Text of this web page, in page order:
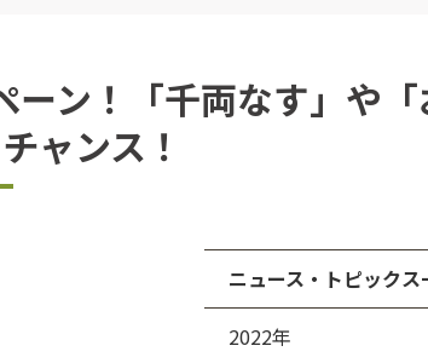
ン！「千両なす」や
ャンス！
ニュース・トピックス
2022年